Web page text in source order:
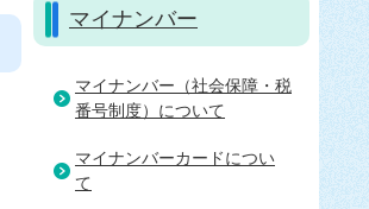
マイナンバー
マイナンバー（社会保障・税
番号制度）について
マイナンバーカードについ
て